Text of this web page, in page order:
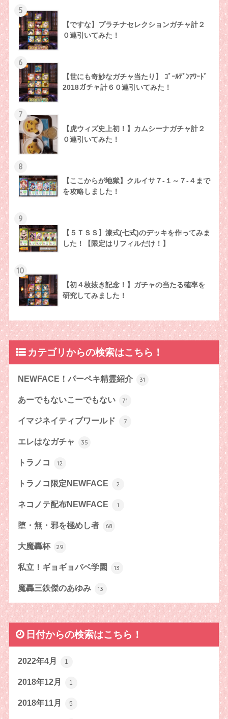
5
【ですな】プラチナセレクションガチャ計２
０連引いてみた！
6
【世にも奇妙なガチャ当たり】 ｺﾞｰﾙﾃﾞﾝｱﾜｰﾄﾞ
2018ガチャ計６０連引いてみた！
7
【虎ウィズ史上初！】カムシーナガチャ計２
０連引いてみた！
8
【ここからが地獄】クルイサ７-１～７-４まで
を攻略しました！
9
【５ＴＳＳ】漆式(七式)のデッキを作ってみま
した！【限定はリフィルだけ！】
10
【初４枚抜き記念！】ガチャの当たる確率を
研究してみました！
カテゴリからの検索はこちら！
NEWFACE！パーペキ精霊紹介 31
あーでもないこーでもない 71
イマジネイティブワールド 7
エレはなガチャ 35
トラノコ 12
トラノコ限定NEWFACE 2
ネコノテ配布NEWFACE 1
堕・無・邪を極めし者 68
大魔轟杯 29
私立！ギョギョバベ学園 13
魔轟三鉄傑のあゆみ 13
日付からの検索はこちら！
2022年4月 1
2018年12月 1
2018年11月 5